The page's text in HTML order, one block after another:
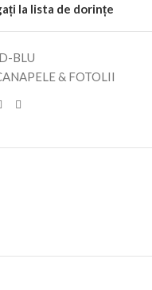
la lista de dorințe
BLU
& FOTOLII